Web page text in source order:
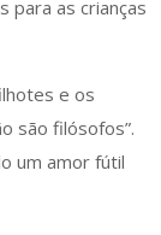
para as crianças
e os
são filósofos”.
um amor fútil